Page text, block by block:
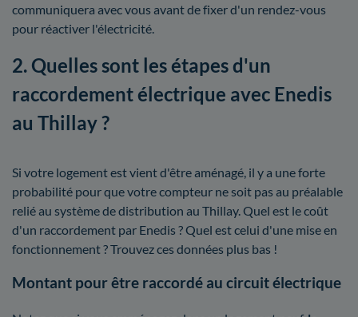
communiquera avec vous avant de fixer d'un rendez-vous
pour réactiver l'électricité.
2. Quelles sont les étapes d'un
raccordement électrique avec Enedis
au Thillay ?
Si votre logement est vient d'être aménagé, il y a une forte
probabilité pour que votre compteur ne soit pas au préalable
relié au système de distribution au Thillay. Quel est le coût
d'un raccordement par Enedis ? Quel est celui d'une mise en
fonctionnement ? Trouvez ces données plus bas !
Montant pour être raccordé au circuit électrique